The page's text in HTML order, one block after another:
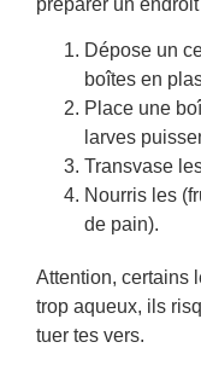
préparer un
Dépose un
boîtes en
Place une
larves
Transvase
Nourris les
de pain).
Attention, certains
trop aqueux, ils
tuer tes vers.